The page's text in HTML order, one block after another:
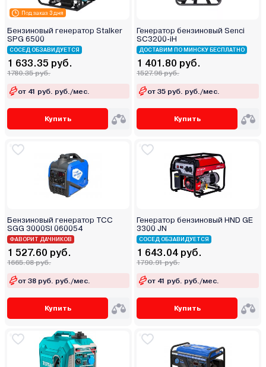
Под заказ 3 дня
Бензиновый генератор Stalker
SPG 6500
СОСЕД ОБЗАВИДУЕТСЯ
1 633.35 руб.
1780.35 руб.
от 41 руб. руб./мес.
Купить
Генератор бензиновый Senci
SC3200-iН
ДОСТАВИМ ПО МИНСКУ БЕСПЛАТНО
1 401.80 руб.
1527.96 руб.
от 35 руб. руб./мес.
Купить
Бензиновый генератор ТСС
SGG 3000SI 060054
ФАВОРИТ ДАЧНИКОВ
1 527.60 руб.
1665.08 руб.
от 38 руб. руб./мес.
Купить
Генератор бензиновый HND GE
3300 JN
СОСЕД ОБЗАВИДУЕТСЯ
1 643.04 руб.
1790.91 руб.
от 41 руб. руб./мес.
Купить